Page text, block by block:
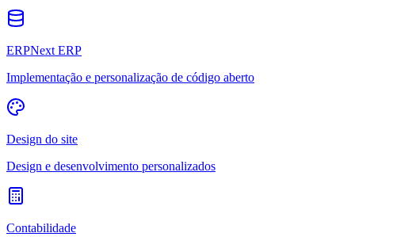
ERPNext ERP
Implementação e personalização de código aberto
Design do site
Design e desenvolvimento personalizados
Contabilidade